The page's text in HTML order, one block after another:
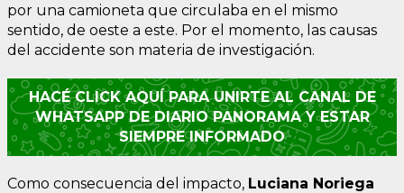
por una camioneta que circulaba en el mismo
sentido, de oeste a este. Por el momento, las causas
del accidente son materia de investigación.
HACÉ CLICK AQUÍ PARA UNIRTE AL CANAL DE
WHATSAPP DE DIARIO PANORAMA Y ESTAR
SIEMPRE INFORMADO
Como consecuencia del impacto, Luciana Noriega